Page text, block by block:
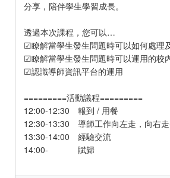
分享，陪伴學生學習成長。
透過本次課程，您可以…
☑瞭解當學生發生問題時可以如何處理
☑瞭解當學生發生問題時可以運用的校
☑認識導師資訊平台的運用
=========活動議程=========
12:00-12:30 報到 / 用餐
12:30-13:30 導師工作向左走，向右
13:30-14:00 經驗交流
14:00- 賦歸